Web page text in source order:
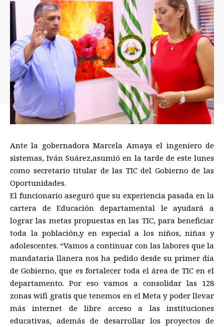
Ante la gobernadora Marcela Amaya el ingeniero de
sistemas, Iván Suárez,asumió en la tarde de este lunes
como secretario titular de las TIC del Gobierno de las
Oportunidades.
El funcionario aseguró que su experiencia pasada en la
cartera de Educación departamental le ayudará a
lograr las metas propuestas en las TIC, para beneficiar
toda la población,y en especial a los niños, niñas y
adolescentes. “Vamos a continuar con las labores que la
mandataria llanera nos ha pedido desde su primer día
de Gobierno, que es fortalecer toda el área de TIC en el
departamento. Por eso vamos a consolidar las 128
zonas wifi gratis que tenemos en el Meta y poder llevar
más internet de libre acceso a las instituciones
educativas, además de desarrollar los proyectos de